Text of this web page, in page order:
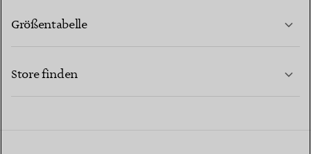
Größentabelle
Store finden